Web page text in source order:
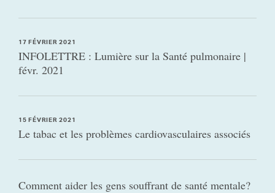
17 FÉVRIER 2021
INFOLETTRE : Lumière sur la Santé pulmonaire |
févr. 2021
15 FÉVRIER 2021
Le tabac et les problèmes cardiovasculaires associés
Comment aider les gens souffrant de santé mentale?